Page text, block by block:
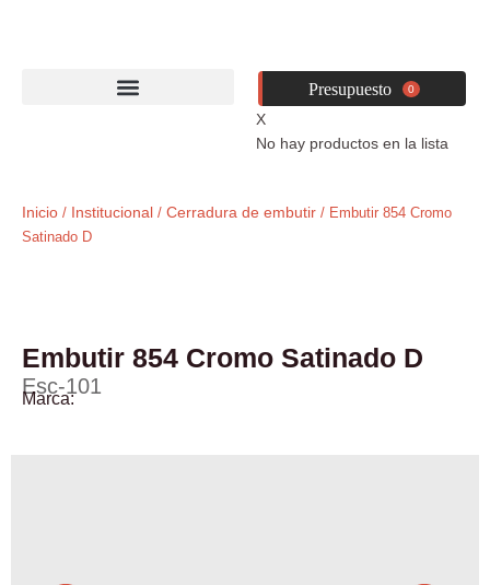
0
X
No hay productos en la lista
Inicio / Institucional / Cerradura de embutir / Embutir 854 Cromo
Satinado D
Embutir 854 Cromo Satinado D
Esc-101
Marca: Yale